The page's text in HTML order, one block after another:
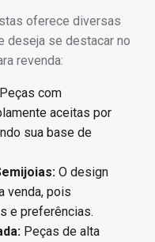
oferece diversas
deseja se destacar no
revenda:
Peças com
aceitas por
sua base de
O design
venda, pois
e preferências.
Peças de alta